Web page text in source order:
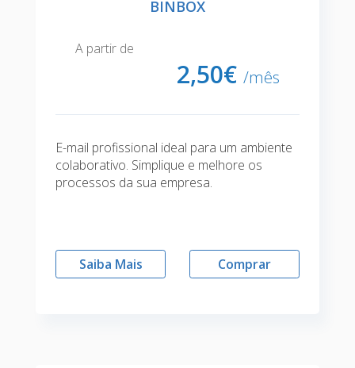
BINBOX
A partir de
2,50€ /mês
E-mail profissional ideal para um ambiente
colaborativo. Simplique e melhore os
processos da sua empresa.
Saiba Mais Comprar